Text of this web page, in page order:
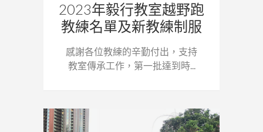
2023年毅行教室越野跑
教練名單及新教練制服
感謝各位教練的辛勤付出，支持
教室傳承工作，第一批達到時...